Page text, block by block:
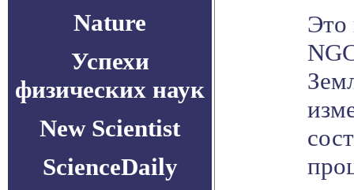
Nature
Успехи
физических наук
New Scientist
ScienceDaily
Это